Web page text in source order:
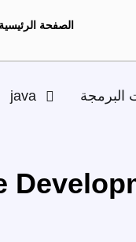
الصفحة الرئيسية
البرمجة java